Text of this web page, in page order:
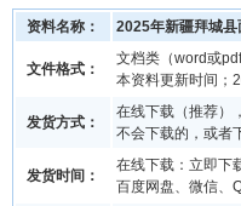
资料名称： 2025年新疆拜城
文件格式：
文档类（word或
本资料更新时间；
发货方式：
在线下载（推荐）
不会下载的，或者
发货时间：
在线下载：立即下
百度网盘、微信、